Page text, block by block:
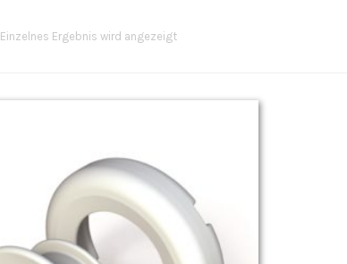
Einzelnes Ergebnis wird angezeigt